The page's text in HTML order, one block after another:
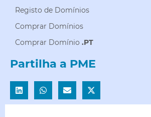
Registo de Domínios
Comprar Domínios
Comprar Domínio .PT
Partilha a PME